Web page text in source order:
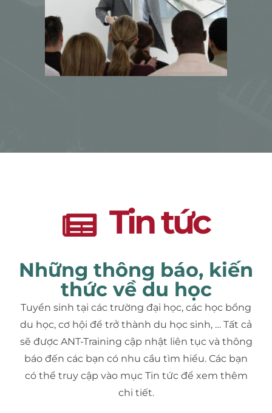
Tin tức
Những thông báo, kiến
thức về du học
Tuyển sinh tại các trường đại học, các học bổng
du học, cơ hội để trở thành du học sinh, … Tất cả
sẽ được ANT-Training cập nhật liên tục và thông
báo đến các bạn có nhu cầu tìm hiểu. Các bạn
có thể truy cập vào mục Tin tức để xem thêm
chi tiết.